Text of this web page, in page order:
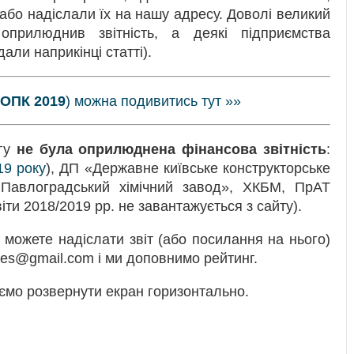
надіслали їх на нашу адресу. Доволі великий
звітність, а деякі підприємства
наприкінці статті).
2019) можна подивитись тут »»
не була оприлюднена фінансова звітність:
року), ДП «Державне київське конструкторське
хімічний завод», ХКБМ, ПрАТ
2018/2019 рр. не завантажується з сайту).
надіслати звіт (або посилання на нього)
і ми доповнимо рейтинг.
розвернути екран горизонтально.